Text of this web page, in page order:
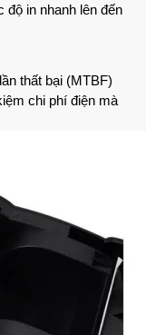
độ in nhanh lên đến
thất bại (MTBF)
chi phí điện mà